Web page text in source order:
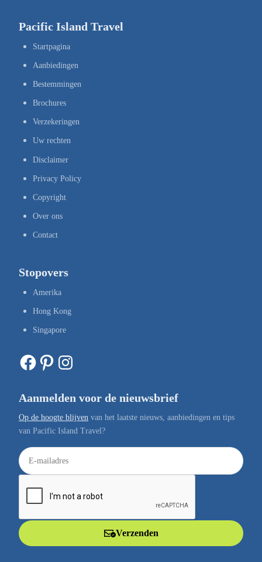
Pacific Island Travel
Startpagina
Aanbiedingen
Bestemmingen
Brochures
Verzekeringen
Uw rechten
Disclaimer
Privacy Policy
Copyright
Over ons
Contact
Stopovers
Amerika
Hong Kong
Singapore
Facebook Pinterest Instagram
Aanmelden voor de nieuwsbrief
Op de hoogte blijven van het laatste nieuws, aanbiedingen en tips
van Pacific Island Travel?
E
-
a
Verzenden